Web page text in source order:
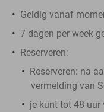
Geldig vanaf
7 dagen per week
Reserveren:
Reserveren: na
vermelding van
je kunt tot 48 uur